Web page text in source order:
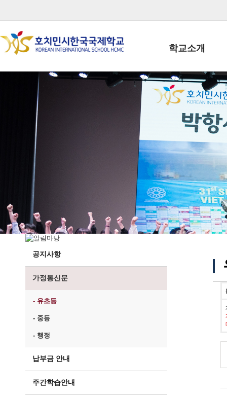
학교소개
학교장인사말
학생회장인사말
학교상징
학교 CI
교직원현황
학생현황
위치/전화
전경사진
공지사항
가정통신문
- 유초등
- 중등
- 행정
납부금 안내
주간학습안내